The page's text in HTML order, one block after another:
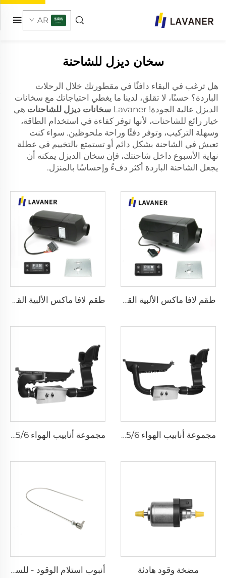
AR
سخان ديزل للشاحنة
هل ترغب في البقاء دافئًا في مقطورتك خلال الرحلات
الباردة؟ حسنًا، لا تقلق، لدينا ما يغطي احتياجاتك مع سخانات
الديزل عالية الجودة! Lavaner
سخانات ديزل للشاحنات هي
خيار رائع للشاحنات، لأنها توفر كفاءة في استخدام الطاقة،
وسهلة التركيب، وتوفر دفئًا وراحة ملحوظين. سواء كنت
تعيش في الشاحنة بشكل دائم أو تستمتع بالتخييم في عطلة
نهاية الأسبوع داخل شاحنتك، فإن سخان الديزل يمكنه أن
يجعل الشاحنة الباردة أكثر دفءً وإحساسًا بالمنزل.
طقم لافا ماكس الألبية القياسي بقدرة ٥ كيلوواط طقم لافا ماكس الألبية القياسي بقدرة ٢ كيلوواط
مجموعة أنابيب الهواء T5/6 - قياسي مجموعة أنابيب الهواء T5/6 - فاخر
مضخة وقود هادئة أنبوب استلام الوقود - للسيارة والشاحنة